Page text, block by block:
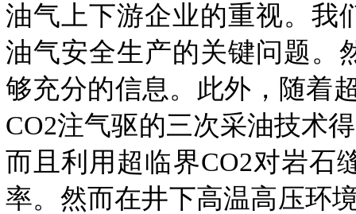
油气上下游企业的重视。我
油气安全生产的关键问题。
够充分的信息。此外，随着
CO2注气驱的三次采油技术
而且利用超临界CO2对岩石
率。然而在井下高温高压环